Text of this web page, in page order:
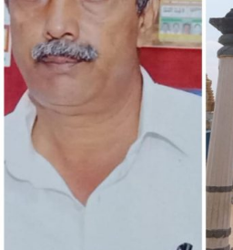
ಸುಂದರಿ-
ಗೊರೂರು
ಅನಂತ
ರಾಜು